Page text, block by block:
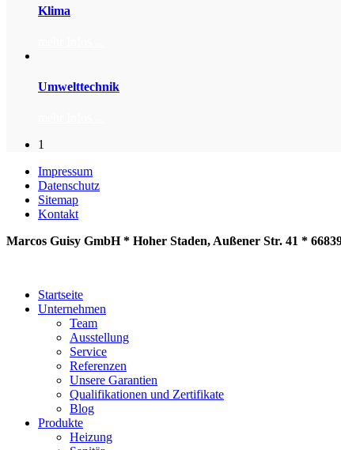
Klima
Umwelttechnik
1
Impressum
Datenschutz
Sitemap
Kontakt
Marcos Guisy GmbH * Hoher Staden, Außener Str. 41 *
Startseite
Unternehmen
Team
Ausstellung
Service
Referenzen
Unsere Garantien
Qualifikationen und Zertifikate
Blog
Produkte
Heizung